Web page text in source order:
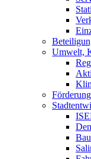
Umwelt,